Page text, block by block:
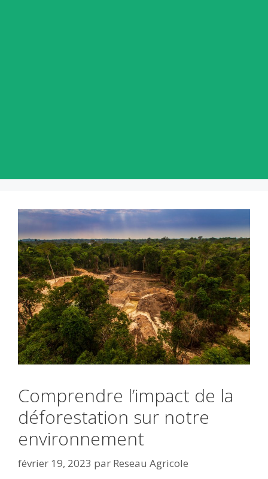
Comprendre l’impact de la
déforestation sur notre
environnement
février 19, 2023 par Reseau Agricole